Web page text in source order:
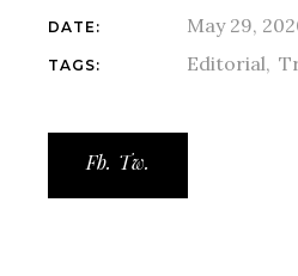
DATE: May 29,
TAGS: Editorial
Fb. Tw.